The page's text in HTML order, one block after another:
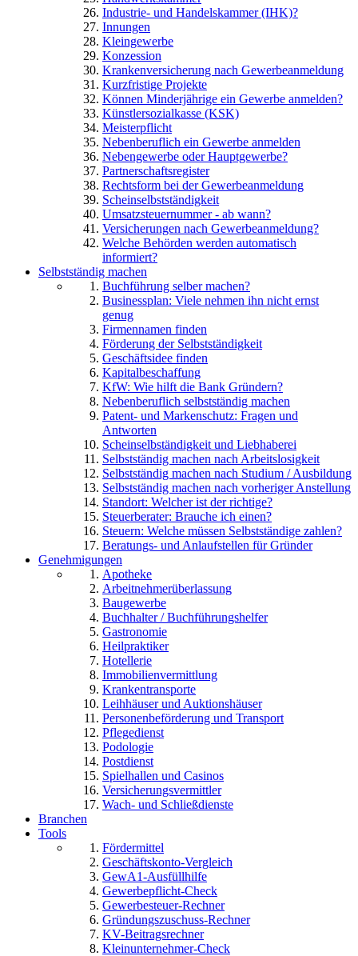
Industrie- und Handelskammer (IHK)?
Innungen
Kleingewerbe
Konzession
Krankenversicherung nach Gewerbeanmeldung
Kurzfristige Projekte
Können Minderjährige ein Gewerbe anmelden?
Künstlersozialkasse (KSK)
Meisterpflicht
Nebenberuflich ein Gewerbe anmelden
Nebengewerbe oder Hauptgewerbe?
Partnerschaftsregister
Rechtsform bei der Gewerbeanmeldung
Scheinselbstständigkeit
Umsatzsteuernummer - ab wann?
Versicherungen nach Gewerbeanmeldung?
Welche Behörden werden automatisch
informiert?
Selbstständig machen
Buchführung selber machen?
Businessplan: Viele nehmen ihn nicht ernst
genug
Firmennamen finden
Förderung der Selbstständigkeit
Geschäftsidee finden
Kapitalbeschaffung
KfW: Wie hilft die Bank Gründern?
Nebenberuflich selbstständig machen
Patent- und Markenschutz: Fragen und
Antworten
Scheinselbständigkeit und Liebhaberei
Selbstständig machen nach Arbeitslosigkeit
Selbstständig machen nach Studium / Ausbildung
Selbstständig machen nach vorheriger Anstellung
Standort: Welcher ist der richtige?
Steuerberater: Brauche ich einen?
Steuern: Welche müssen Selbstständige zahlen?
Beratungs- und Anlaufstellen für Gründer
Genehmigungen
Apotheke
Arbeitnehmerüberlassung
Baugewerbe
Buchhalter / Buchführungshelfer
Gastronomie
Heilpraktiker
Hotellerie
Immobilienvermittlung
Krankentransporte
Leihhäuser und Auktionshäuser
Personenbeförderung und Transport
Pflegedienst
Podologie
Postdienst
Spielhallen und Casinos
Versicherungsvermittler
Wach- und Schließdienste
Branchen
Tools
Fördermittel
Geschäftskonto-Vergleich
GewA1-Ausfüllhilfe
Gewerbepflicht-Check
Gewerbesteuer-Rechner
Gründungszuschuss-Rechner
KV-Beitragsrechner
Kleinunternehmer-Check